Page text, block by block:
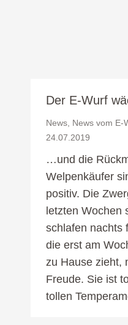
Der E-Wurf
News News vom E-
24.07.2019
…und die
Welpenkäufer
positiv. Die
letzten Wochen
schlafen nachts
die erst am
zu Hause zieht,
Freude. Sie ist
tollen